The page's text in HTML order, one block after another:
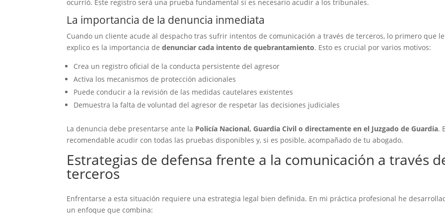
ocurrió. Este registro será una prueba fundamental si es necesario acudir a los tribunales.
La importancia de la denuncia inmediata
Cuando un cliente acude al despacho tras sufrir intentos de comunicación a través de terceros, lo primero que le
explico es la importancia dedenunciar cada intento de quebrantamiento. Esto es crucial por varios motivos:
Crea un registro oficial de la conducta persistente del agresor
Activa los mecanismos de protección adicionales
Puede conducir a la revisión de las medidas cautelares existentes
Demuestra la falta de voluntad del agresor de respetar las decisiones judiciales
La denuncia debe presentarse ante la Policía Nacional, Guardia Civil o directamente en el Juzgado de Guardia.
recomendable acudir con todas las pruebas disponibles y, si es posible, acompañado de tu abogado.
Estrategias de defensa frente a la comunicación a través
terceros
Enfrentarse a esta situación requiere una estrategia legal bien definida. En mi práctica profesional he
un enfoque que combina: